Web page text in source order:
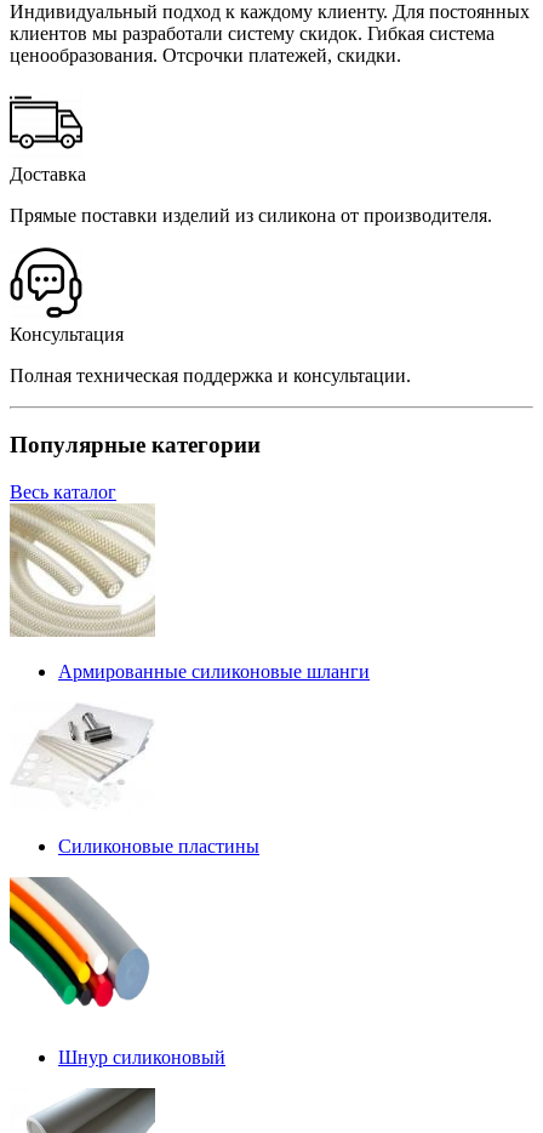
Индивидуальный подход к каждому клиенту. Для постоянных
клиентов мы разработали систему скидок. Гибкая система
ценообразования. Отсрочки платежей, скидки.
Доставка
Прямые поставки изделий из силикона от производителя.
Консультация
Полная техническая поддержка и консультации.
Популярные категории
Весь каталог
Армированные силиконовые шланги
Силиконовые пластины
Шнур силиконовый